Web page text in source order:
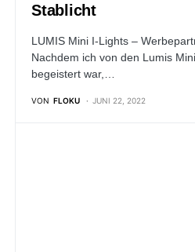
Stablicht
LUMIS Mini I-Lights –
Nachdem ich von den Lumis
begeistert war,…
VON FLOKU JUNI 22, 2022